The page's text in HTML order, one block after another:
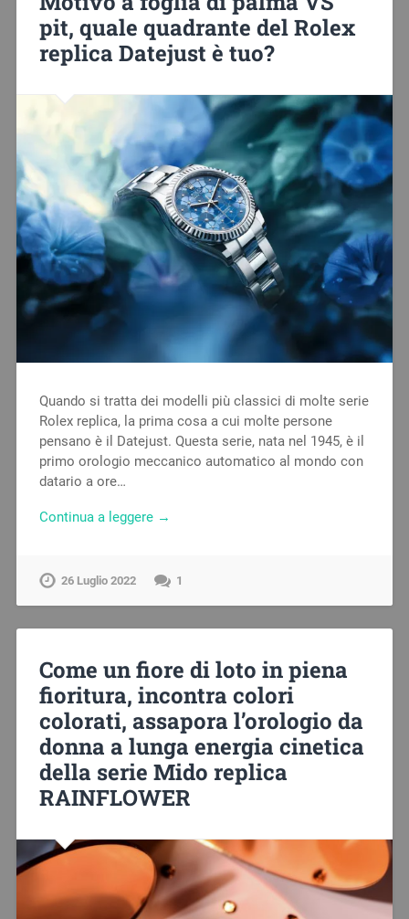
pit, quale quadrante del Rolex
replica Datejust è tuo?
Quando si tratta dei modelli più classici di molte serie
Rolex replica, la prima cosa a cui molte persone
pensano è il Datejust. Questa serie, nata nel 1945, è il
primo orologio meccanico automatico al mondo con
datario a ore…
Continua a leggere →
26 Luglio 2022 1
Come un fiore di loto in piena
fioritura, incontra colori
colorati, assapora l’orologio da
donna a lunga energia cinetica
della serie Mido replica
RAINFLOWER